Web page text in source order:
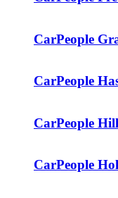
CarPeople
CarPeople
CarPeople
CarPeople